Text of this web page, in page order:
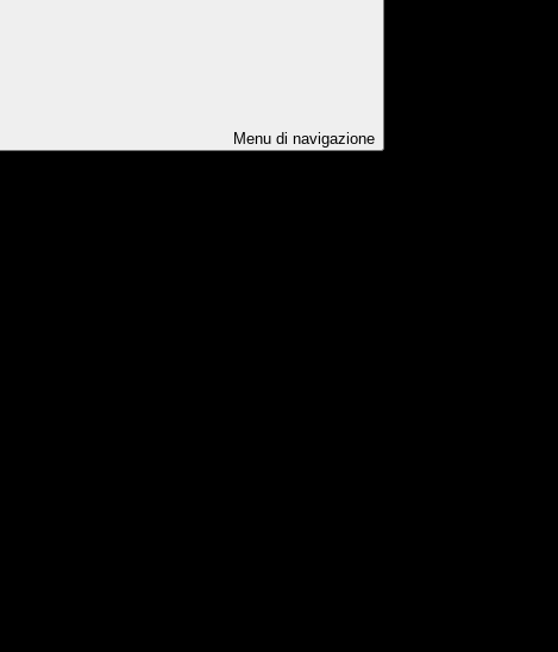
Menu di navigazione